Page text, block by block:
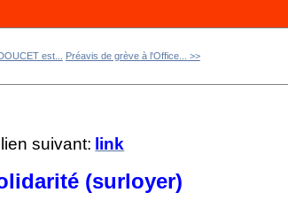
est... Préavis de grève à l'Office... >>
suivant: link
(surloyer)